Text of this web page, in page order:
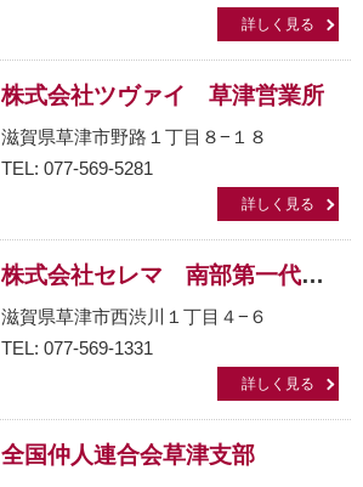
詳しく見る
株式会社ツヴァイ 草津営業所
滋賀県草津市野路１丁目８−１８
TEL: 077-569-5281
詳しく見る
株式会社セレマ 南部第一代理店
滋賀県草津市西渋川１丁目４−６
TEL: 077-569-1331
詳しく見る
全国仲人連合会草津支部